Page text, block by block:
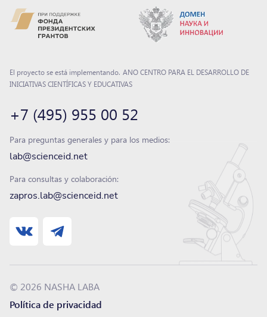
El proyecto se está implementando. ANO CENTRO PARA EL DESARROLLO DE
INICIATIVAS CIENTÍFICAS Y EDUCATIVAS
+7 (495) 955 00 52
Para preguntas generales y para los medios:
lab@scienceid.net
Para consultas y colaboración:
zapros.lab@scienceid.net
© 2026 NASHA LABA
Política de privacidad